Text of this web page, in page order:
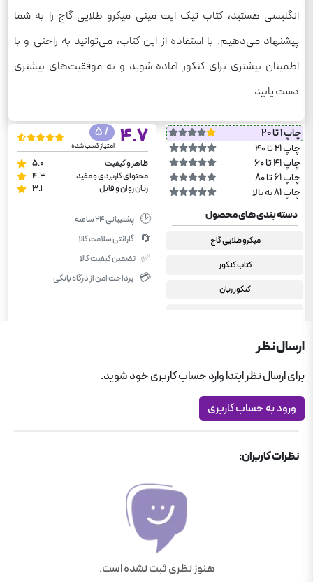
انگلیسی هستید، کتاب تیک ایت مینی میکرو طلایی گاج را به شما
پیشنهاد می‌دهیم. با استفاده از این کتاب، می‌توانید به راحتی و با
اطمینان بیشتری برای کنکور آماده شوید و به موفقیت‌های بیشتری
دست یابید.
چاپ 1 تا 20
چاپ 21 تا 40
چاپ 41 تا 60
چاپ 61 تا 80
چاپ 81 به بالا
4.7
/ 5
امتیاز کسب شده
ظاهر و کیفیت
5.0
محتوای کاربردی و مفید
4.3
زبان روان و قابل
3.1
دسته بندی های محصول
میکرو طلایی گاج
کتاب کنکور
کنکور زبان
کنکور دبیرستان
کنکور ریاضی فیزیک
🕑 پشتیبانی ۲۴ ساعته
🔄 گارانتی سلامت کالا
✅ تضمین کیفیت کالا
💳 پرداخت امن از درگاه بانکی
ارسال نظر
برای ارسال نظر ابتدا وارد حساب کاربری خود شوید.
ورود به حساب کاربری
نظرات کاربران:
هنوز نظری ثبت نشده است.